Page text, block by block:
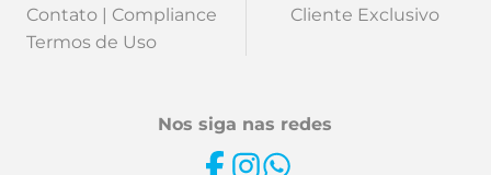
Contato | Compliance
Termos de Uso
Cliente Exclusivo
Nos siga nas redes